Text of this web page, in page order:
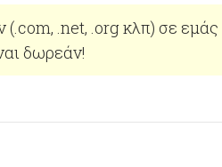
.net, .org κλπ) σε
δωρεάν!